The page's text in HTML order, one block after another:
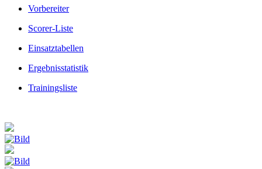
Vorbereiter
Scorer-Liste
Einsatztabellen
Ergebnisstatistik
Trainingsliste